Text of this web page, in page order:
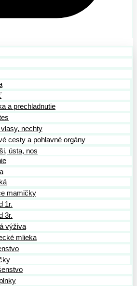
a prechladnutie
nechty
cesty a pohlavné orgány
ústa, nos
mamičky
1r.
3r.
výživa
mlieka